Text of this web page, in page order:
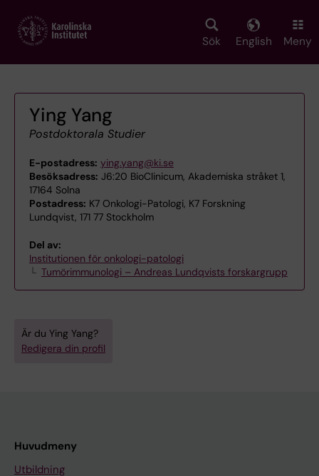
main
Sök English Meny
Ying Yang
Postdoktorala Studier
E-postadress: ying.yang@ki.se
Besöksadress: J6:20 BioClinicum, Akademiska stråket 1,
17164 Solna
Postadress: K7 Onkologi-Patologi, K7 Forskning
Lundqvist, 171 77 Stockholm
Del av:
Institutionen för onkologi-patologi
Tumörimmunologi – Andreas Lundqvists forskargrupp
Är du Ying Yang?
Redigera din profil
Huvudmeny
Utbildning